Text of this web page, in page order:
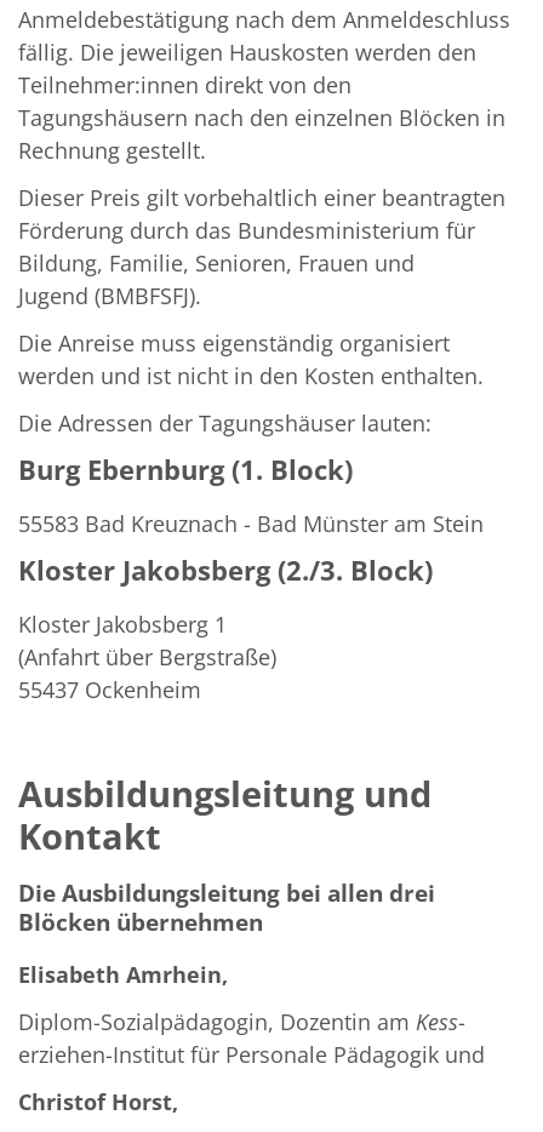
Anmeldebestätigung nach dem Anmeldeschluss
fällig. Die jeweiligen Hauskosten werden den
Teilnehmer:innen direkt von den
Tagungshäusern nach den einzelnen Blöcken in
Rechnung gestellt.
Dieser Preis gilt vorbehaltlich einer beantragten
Förderung durch das Bundesministerium für
Bildung, Familie, Senioren, Frauen und
Jugend (BMBFSFJ).
Die Anreise muss eigenständig organisiert
werden und ist nicht in den Kosten enthalten.
Die Adressen der Tagungshäuser lauten:
Burg Ebernburg (1. Block)
55583 Bad Kreuznach - Bad Münster am Stein
Kloster Jakobsberg (2./3. Block)
Kloster Jakobsberg 1
(Anfahrt über Bergstraße)
55437 Ockenheim
Ausbildungsleitung und
Kontakt
Die Ausbildungsleitung bei allen drei
Blöcken übernehmen
Elisabeth Amrhein,
Diplom-Sozialpädagogin, Dozentin am Kess-
erziehen-Institut für Personale Pädagogik und
Christof Horst,